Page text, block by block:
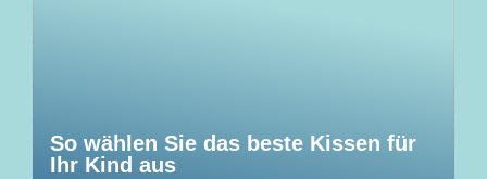
So wählen Sie das beste Kissen für
Ihr Kind aus